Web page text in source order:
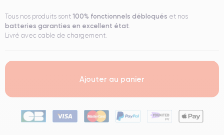
Tous nos produits sont 100% fonctionnels débloqués et nos
batteries garanties en excellent état.
Livré avec cable de chargement.
Ajouter au panier